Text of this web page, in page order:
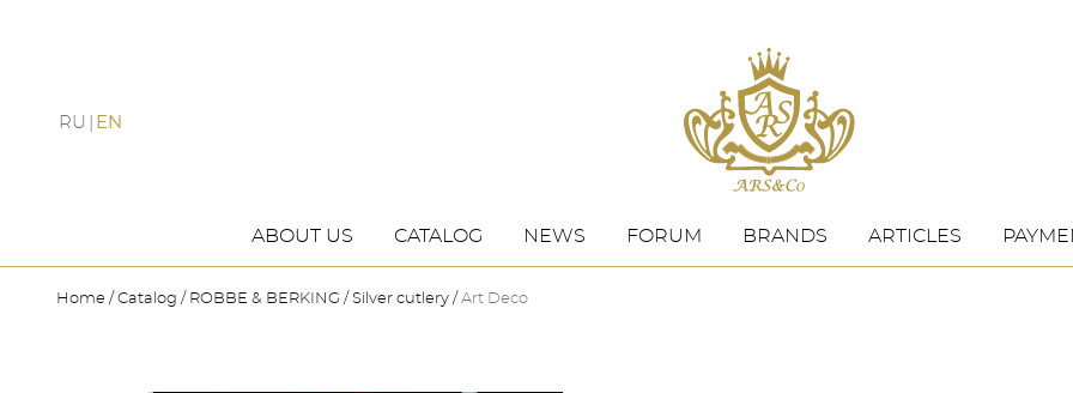
RU EN
ABOUT US CATALOG NEWS FORUM BRANDS ARTICLES
Home Catalog ROBBE & BERKING Silver cutlery Art Deco